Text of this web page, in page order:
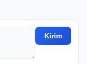
Kirim